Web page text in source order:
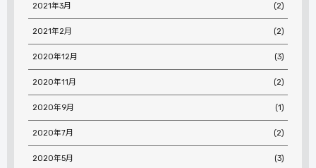
2021年3月 (2)
2021年2月 (2)
2020年12月 (3)
2020年11月 (2)
2020年9月 (1)
2020年7月 (2)
2020年5月 (3)